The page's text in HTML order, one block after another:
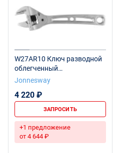
W27AR10 Ключ разводной
облегченный
трещоточный, 0-35 мм, L-
Jonnesway
4 220 ₽
ЗАПРОСИТЬ
+1 предложение
от 4 644 ₽